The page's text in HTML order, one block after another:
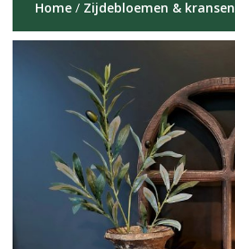
Home/ Zijdebloemen & kransen